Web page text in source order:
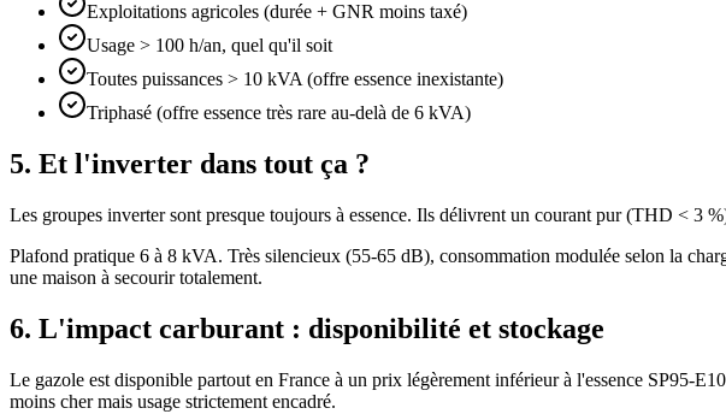
Exploitations agricoles (durée + GNR moins taxé)
Usage > 100 h/an, quel qu'il soit
Toutes puissances > 10 kVA (offre essence inexistante)
Triphasé (offre essence très rare au-delà de 6 kVA)
5. Et l'inverter dans tout ça ?
Les groupes inverter sont presque toujours à essence. Ils délivrent un courant pur (THD < 3
Plafond pratique 6 à 8 kVA. Très silencieux (55-65 dB), consommation modulée selon la
une maison à secourir totalement.
6. L'impact carburant : disponibilité et stockage
Le gazole est disponible partout en France à un prix légèrement inférieur à l'essence SP95-
moins cher mais usage strictement encadré.